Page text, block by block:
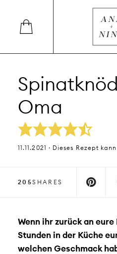
Oma
11.11.2021 · Dieses Rezept
205SHARES
Wenn ihr zurück an
Stunden in der Küche
welchen Geschmack